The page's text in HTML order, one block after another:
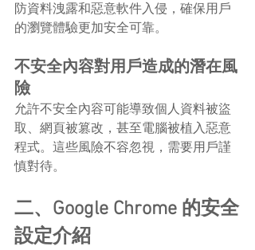
防資料洩露和惡意軟件入侵，確保用戶
的瀏覽體驗更加安全可靠。
不安全內容對用戶造成的潛在風
險
允許不安全內容可能導致個人資料被盜
取、網頁被篡改，甚至電腦被植入惡意
程式。這些風險不容忽視，需要用戶謹
慎對待。
二、Google Chrome 的安全
設定介紹